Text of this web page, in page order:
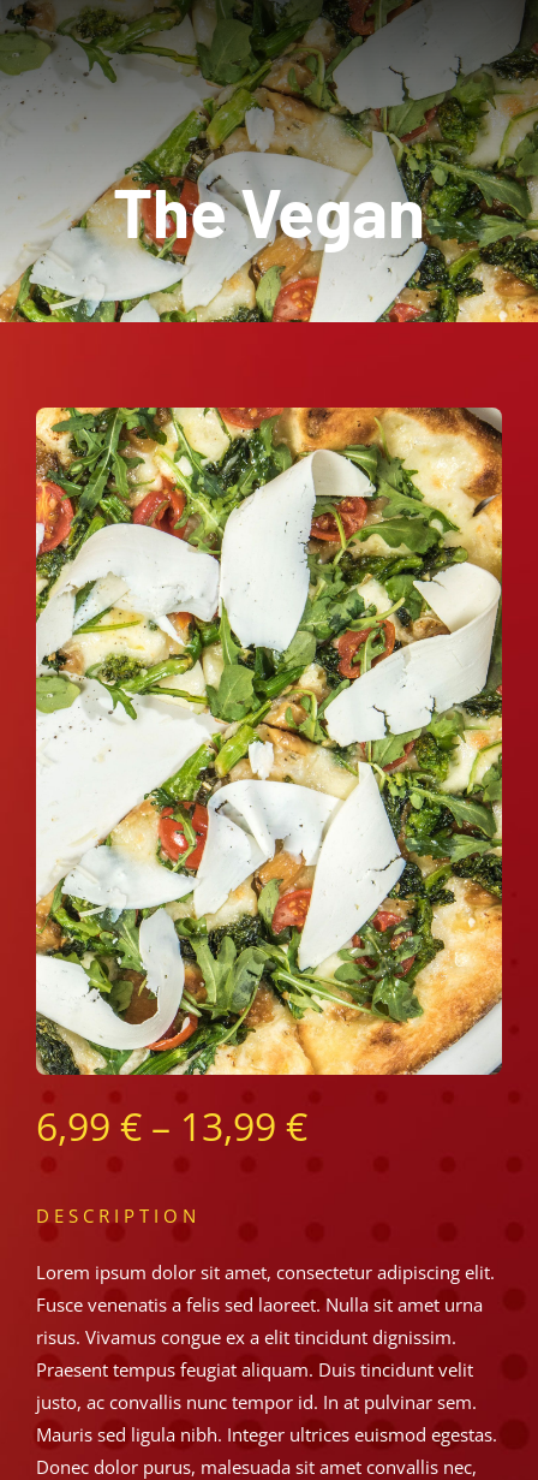
News
Contact Us
Cart The Vegan
6,99 €– 13,99 €
DESCRIPTION
Lorem ipsum dolor sit amet, consectetur adipiscing elit.
Fusce venenatis a felis sed laoreet. Nulla sit amet urna
risus. Vivamus congue ex a elit tincidunt dignissim.
Praesent tempus feugiat aliquam. Duis tincidunt velit
justo, ac convallis nunc tempor id. In at pulvinar sem.
Mauris sed ligula nibh. Integer ultrices euismod egestas.
Donec dolor purus, malesuada sit amet convallis nec,